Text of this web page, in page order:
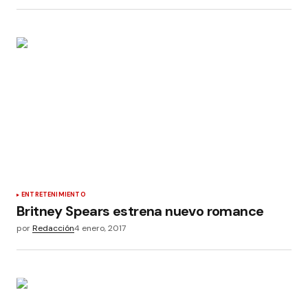
ENTRETENIMIENTO
Britney Spears estrena nuevo romance
porRedacción4 enero, 2017